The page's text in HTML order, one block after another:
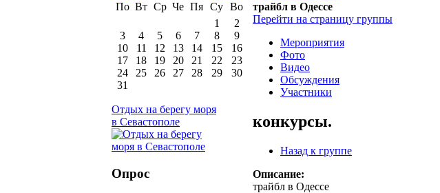
трайбл в Одессе
Перейти на страницу группы
Мероприятия
Фото
Видео
Обсуждения
Участники
конкурсы.
Назад к группе
Описание:
трайбл в Одессе
По Вт Ср Че Пя Су Во
1
2
3
4 5 6 7 8
9
10
11 12 13 14 15
16
17
18 19 20 21 22
23
24
25 26 27 28 29
30
31
Отдых на берегу моря
в Севастополе
Опрос